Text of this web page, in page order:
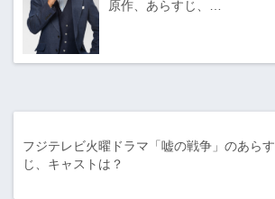
原作、あらすじ、…
フジテレビ火曜ドラマ「嘘の戦争」のあらす
じ、キャストは？